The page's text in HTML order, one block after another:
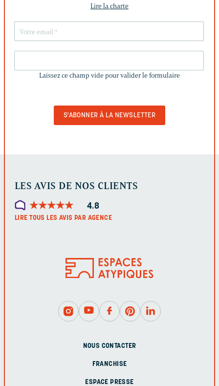
Lire la charte
CHAMP
Laissez ce champ vide pour valider le formulaire
LES AVIS DE NOS CLIENTS
★★★★★
★★★★★ 4.8
LIRE TOUS LES AVIS PAR AGENCE
NOUS CONTACTER
FRANCHISE
ESPACE PRESSE